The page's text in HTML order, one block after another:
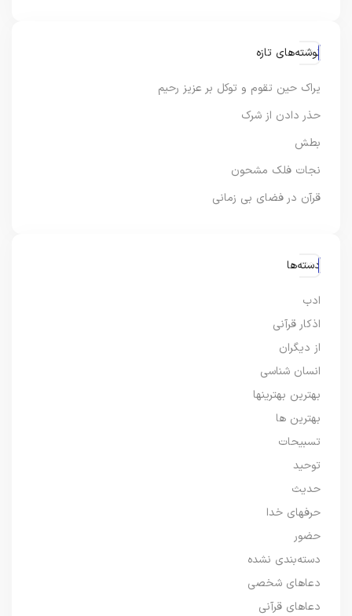
نوشته‌های تازه
یراک حین تقوم و توکل بر عزیز رحیم
حذر دادن از شرک
بطش
نجات فلک مشحون
قرآن در فضای بی زمانی
دسته‌ها
ادب
اذکار قرآنی
از دیگران
انسان شناسی
بهترین بهترینها
بهترین ها
تسبیحات
توحید
حدیث
حرفهای خدا
حضور
دسته‌بندی نشده
دعاهای شخصی
دعاهای قرآنی